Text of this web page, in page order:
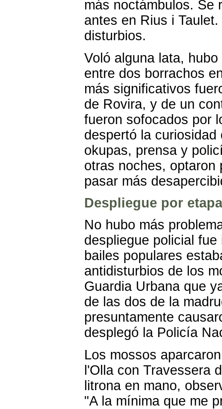
más noctámbulos. Se
antes en Rius i
disturbios.
Voló alguna lata,
entre dos borrachos
más significativos
de Rovira, y de un
fueron sofocados por
despertó la
okupas, prensa y
otras noches, optaron
pasar más
Despliegue por
No hubo más
despliegue policial
bailes populares
antidisturbios de los
Guardia Urbana que
de las dos de la
presuntamente
desplegó la Policía
Los mossos
l'Olla con Travessera
litrona en mano,
"A la mínima que me